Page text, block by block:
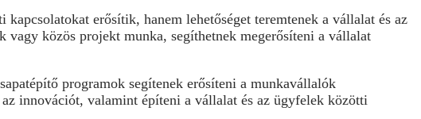
erősítik, hanem lehetőséget teremtenek a vállalat és az
közös projekt munka, segíthetnek megerősíteni a vállalat
programok segítenek erősíteni a munkavállalók
innovációt, valamint építeni a vállalat és az ügyfelek közötti